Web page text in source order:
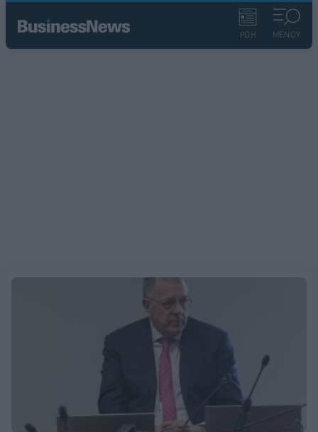
ΡΟΗ ΜΕΝΟΥ